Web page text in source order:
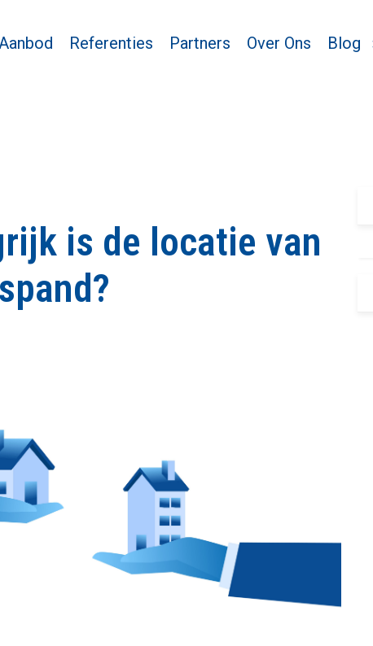
Referenties Partners Over Ons Blog
is de locatie van